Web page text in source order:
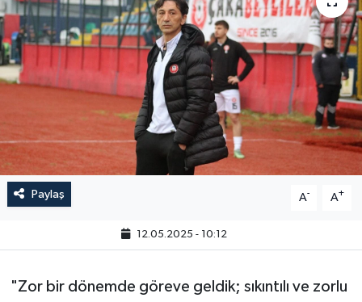
Paylaş A- A+
12.05.2025 - 10:12
"Zor bir dönemde göreve geldik; sıkıntılı ve zorlu